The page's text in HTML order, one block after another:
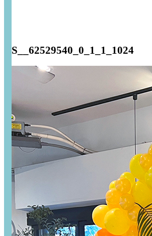
S__62529540_0_1_1_1024